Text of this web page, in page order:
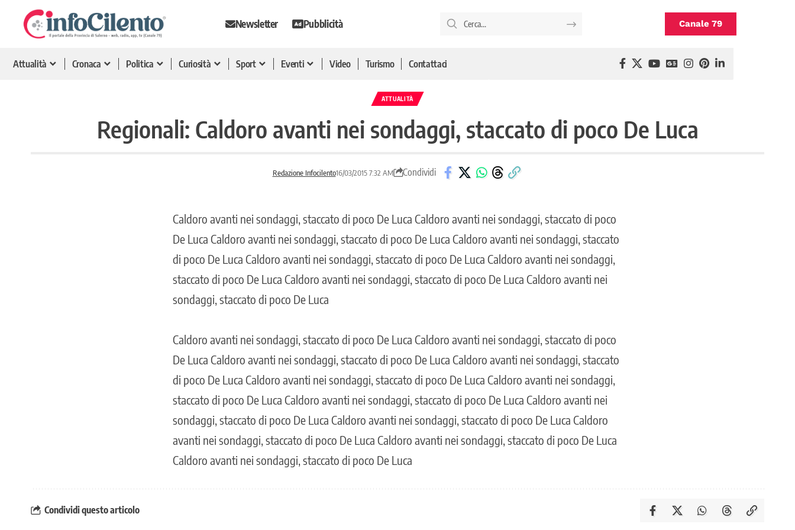
Newsletter Pubblicità Canale 79
Attualità Cronaca Politica Curiosità Sport Eventi Video Turismo Contattaci
ATTUALITÀ
Regionali: Caldoro avanti nei sondaggi, staccato di poco De Luca
Redazione Infocilento16/03/2015 7:32 AM Condividi
Caldoro avanti nei sondaggi, staccato di poco De Luca Caldoro avanti nei sondaggi, staccato di poco
De Luca Caldoro avanti nei sondaggi, staccato di poco De Luca Caldoro avanti nei sondaggi, staccato
di poco De Luca Caldoro avanti nei sondaggi, staccato di poco De Luca Caldoro avanti nei sondaggi,
staccato di poco De Luca Caldoro avanti nei sondaggi, staccato di poco De Luca Caldoro avanti nei
sondaggi, staccato di poco De Luca
Caldoro avanti nei sondaggi, staccato di poco De Luca Caldoro avanti nei sondaggi, staccato di poco
De Luca Caldoro avanti nei sondaggi, staccato di poco De Luca Caldoro avanti nei sondaggi, staccato
di poco De Luca Caldoro avanti nei sondaggi, staccato di poco De Luca Caldoro avanti nei sondaggi,
staccato di poco De Luca Caldoro avanti nei sondaggi, staccato di poco De Luca Caldoro avanti nei
sondaggi, staccato di poco De Luca Caldoro avanti nei sondaggi, staccato di poco De Luca Caldoro
avanti nei sondaggi, staccato di poco De Luca Caldoro avanti nei sondaggi, staccato di poco De Luca
Caldoro avanti nei sondaggi, staccato di poco De Luca
Condividi questo articolo